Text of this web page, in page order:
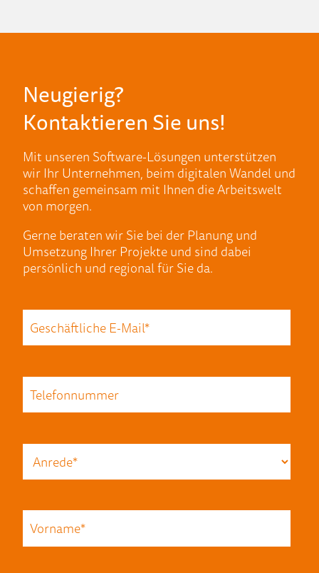
Neugierig?
Kontaktieren Sie uns!
Mit unseren Software-Lösungen unterstützen
wir Ihr Unternehmen, beim digitalen Wandel und
schaffen gemeinsam mit Ihnen die Arbeitswelt
von morgen.
Gerne beraten wir Sie bei der Planung und
Umsetzung Ihrer Projekte und sind dabei
persönlich und regional für Sie da.